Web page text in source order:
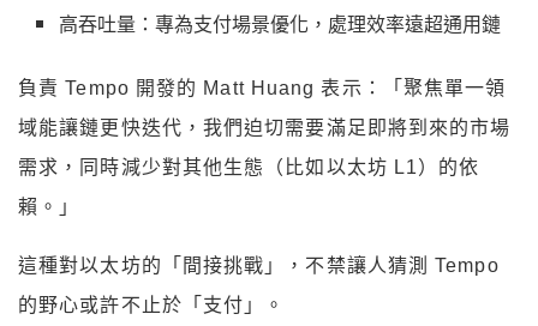
高吞吐量：專為支付場景優化，處理效率遠超通用鏈
負責 Tempo 開發的 Matt Huang 表示：「聚焦單一領
域能讓鏈更快迭代，我們迫切需要滿足即將到來的市場
需求，同時減少對其他生態（比如以太坊 L1）的依
賴。」
這種對以太坊的「間接挑戰」，不禁讓人猜測 Tempo
的野心或許不止於「支付」。